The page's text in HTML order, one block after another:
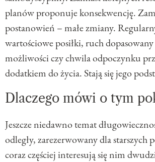
planów proponuje konsekwencję.
postanowień – małe zmiany.
wartościowe posiłki, ruch dopasowany
możliwości czy chwila odpoczynku
dodatkiem do życia. Stają się jego
Dlaczego mówi o tym
Jeszcze niedawno temat
odległy, zarezerwowany dla starszych
coraz częściej interesują się nim